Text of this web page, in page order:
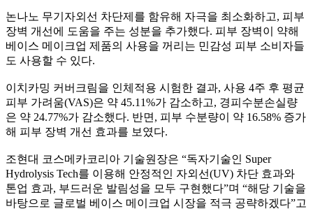
논나노 무기자외선 차단제를 함유해 자극을 최소화하고, 피부
장벽 개선에 도움을 주는 성분을 추가했다. 피부 장벽이 약해
베이스 메이크업 제품의 사용을 꺼리는 민감성 피부 소비자들
도 사용할 수 있다.
이치카밍 커버크림을 인체적용 시험한 결과, 사용 4주 후 평균
피부 가려움(VAS)은 약 45.11%가 감소하고, 경피수분손실량
은 약 24.77%가 감소했다. 반면 , 피부 수분량이 약 16.58% 증가
해 피부 장벽 개선 효과를 보였다.
조현대 코스메카코리아 기술원장은 “독자기술인 Super
Hydrolysis Tech를 이용해 안정적인 자외선(UV) 차단 효과와
톤업 효과, 부드러운 발림성을 모두 구현했다”며 “해당 기술을
바탕으로 글로벌 베이스 메이크업 시장을 적극 공략하겠다”고